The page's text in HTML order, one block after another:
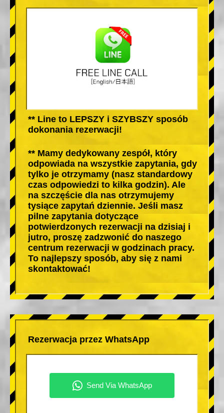
** Line to LEPSZY i SZYBSZY sposób
dokonania rezerwacji!
** Mamy dedykowany zespół, który
odpowiada na wszystkie zapytania, gdy
tylko je otrzymamy (nasz standardowy
czas odpowiedzi to kilka godzin). Ale
na szczęście dla nas otrzymujemy
tysiące zapytań dziennie. Jeśli masz
pilne zapytania dotyczące
potwierdzonych rezerwacji na dzisiaj i
jutro, proszę zadzwonić do naszego
centrum rezerwacji w godzinach pracy.
To najlepszy sposób, aby się z nami
skontaktować!
Rezerwacja przez WhatsApp